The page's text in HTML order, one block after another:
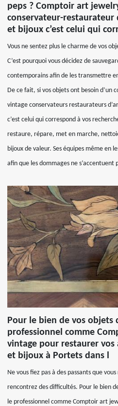
peps ? Comptoir art
conservateur-restaurateur
et bijoux c’est celui qui
Vous ne sentez plus le charme de vos
C’est pourquoi vous décidez de
contemporains afin de les transmettre
De ce fait, si vos objets ont besoin d’un
vintage conservateurs restaurateurs
c’est celui qui correspond à vos
restaure, répare, met en marche,
bijoux de valeur. Ses équipes même en
afin que les dommages ne s’accentuent
Pour le bien de vos objets
professionnel comme
vintage pour restaurer
et bijoux à Portets dans l
Ne vous fiez pas à des passants que
rencontrez des difficultés. Pour le bien
le professionnel comme Comptoir art